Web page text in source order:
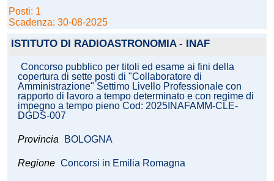
Posti: 1
Scadenza: 30-08-2025
ISTITUTO DI RADIOASTRONOMIA - INAF
Concorso pubblico per titoli ed esame ai fini della
copertura di sette posti di "Collaboratore di
Amministrazione" Settimo Livello Professionale con
rapporto di lavoro a tempo determinato e con regime di
impegno a tempo pieno Cod: 2025INAFAMM-CLE-
DGDS-007
Provincia BOLOGNA
Regione Concorsi in Emilia Romagna